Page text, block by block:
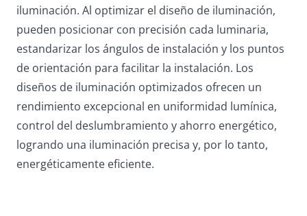
iluminación. Al optimizar el diseño de iluminación,
pueden posicionar con precisión cada luminaria,
estandarizar los ángulos de instalación y los puntos
de orientación para facilitar la instalación. Los
diseños de iluminación optimizados ofrecen un
rendimiento excepcional en uniformidad lumínica,
control del deslumbramiento y ahorro energético,
logrando una iluminación precisa y, por lo tanto,
energéticamente eficiente.